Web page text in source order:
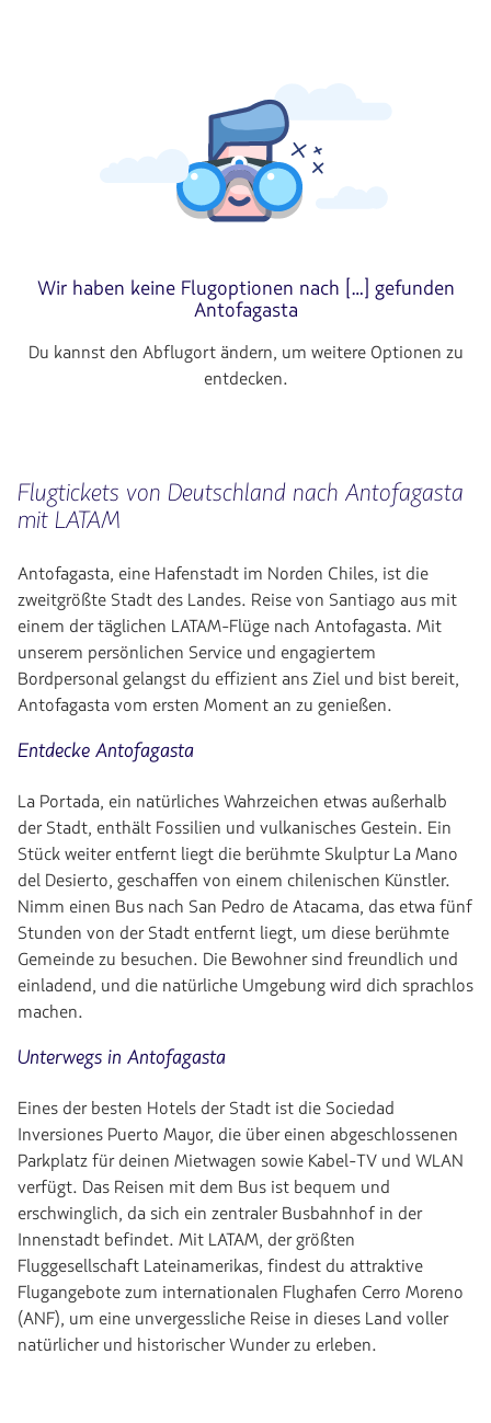
Wir haben keine Flugoptionen nach […] gefunden
Antofagasta
Du kannst den Abflugort ändern, um weitere Optionen zu
entdecken.
Flugtickets von Deutschland nach Antofagasta
mit LATAM
Antofagasta, eine Hafenstadt im Norden Chiles, ist die
zweitgrößte Stadt des Landes. Reise von Santiago aus mit
einem der täglichen LATAM-Flüge nach Antofagasta. Mit
unserem persönlichen Service und engagiertem
Bordpersonal gelangst du effizient ans Ziel und bist bereit,
Antofagasta vom ersten Moment an zu genießen.
Entdecke Antofagasta
La Portada, ein natürliches Wahrzeichen etwas außerhalb
der Stadt, enthält Fossilien und vulkanisches Gestein. Ein
Stück weiter entfernt liegt die berühmte Skulptur La Mano
del Desierto, geschaffen von einem chilenischen Künstler.
Nimm einen Bus nach San Pedro de Atacama, das etwa fünf
Stunden von der Stadt entfernt liegt, um diese berühmte
Gemeinde zu besuchen. Die Bewohner sind freundlich und
einladend, und die natürliche Umgebung wird dich sprachlos
machen.
Unterwegs in Antofagasta
Eines der besten Hotels der Stadt ist die Sociedad
Inversiones Puerto Mayor, die über einen abgeschlossenen
Parkplatz für deinen Mietwagen sowie Kabel-TV und WLAN
verfügt. Das Reisen mit dem Bus ist bequem und
erschwinglich, da sich ein zentraler Busbahnhof in der
Innenstadt befindet. Mit LATAM, der größten
Fluggesellschaft Lateinamerikas, findest du attraktive
Flugangebote zum internationalen Flughafen Cerro Moreno
(ANF), um eine unvergessliche Reise in dieses Land voller
natürlicher und historischer Wunder zu erleben.